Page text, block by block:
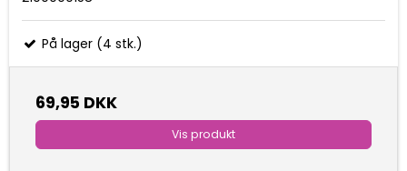
På lager (4 stk.)
69,95 DKK
Vis produkt